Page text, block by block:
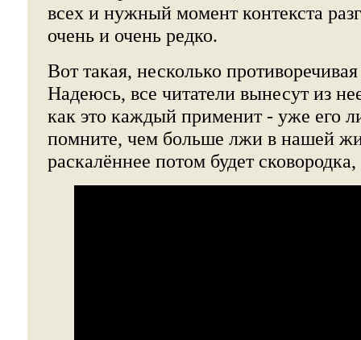
всех и нужный момент контекста
очень и очень редко.
Вот такая, несколько
Надеюсь, все читатели вынесут из
как это каждый применит - уже его
помните, чем больше лжи в нашей
раскалённее потом будет